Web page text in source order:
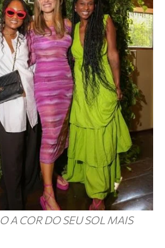
A COR DO SEU SOL MAIS